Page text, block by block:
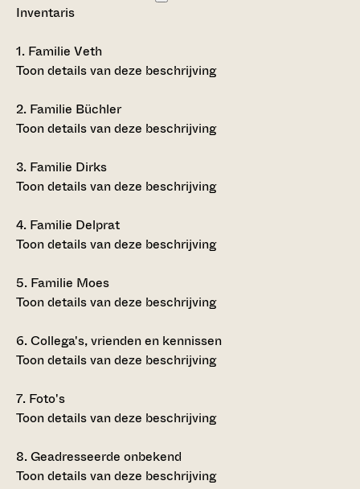
Inventaris
1. Familie Veth
Toon details van deze beschrijving
2. Familie Büchler
Toon details van deze beschrijving
3. Familie Dirks
Toon details van deze beschrijving
4. Familie Delprat
Toon details van deze beschrijving
5. Familie Moes
Toon details van deze beschrijving
6.Collega's, vrienden en kennissen
Toon details van deze beschrijving
7. Foto's
Toon details van deze beschrijving
8.Geadresseerde onbekend
Toon details van deze beschrijving